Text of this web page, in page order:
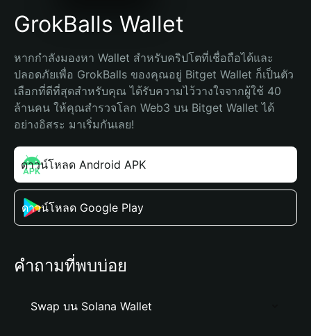
GrokBalls Wallet
หากกำลังมองหา Wallet สำหรับคริปโตที่เชื่อถือได้และ
ปลอดภัยเพื่อ GrokBalls ของคุณอยู่ Bitget Wallet ก็เป็นตัว
เลือกที่ดีที่สุดสำหรับคุณ ได้รับความไว้วางใจจากผู้ใช้ 40
ล้านคน ให้คุณสำรวจโลก Web3 บน Bitget Wallet ได้
อย่างอิสระ มาเริ่มกันเลย!
ดาวน์โหลด Android APK
ดาวน์โหลด Google Play
คำถามที่พบบ่อย
Swap บน Solana Wallet